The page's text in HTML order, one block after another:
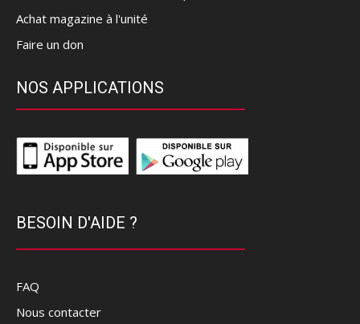
Achat magazine à l'unité
Faire un don
NOS APPLICATIONS
BESOIN D'AIDE ?
FAQ
Nous contacter